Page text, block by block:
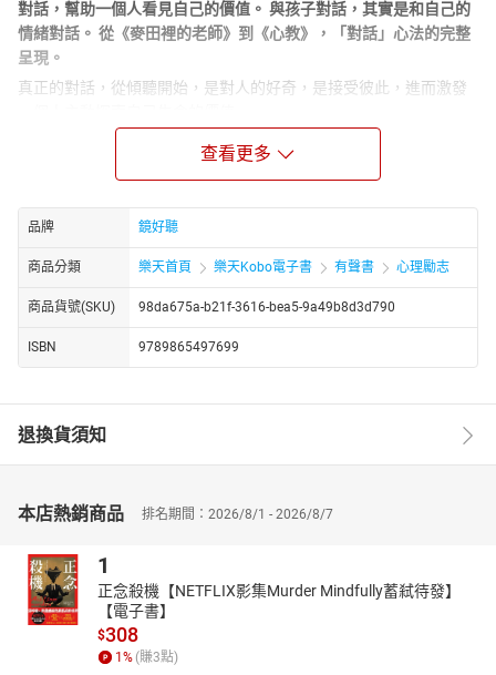
對話，幫助一個人看見自己的價值。 與孩子對話，其實是和自己的
情緒對話。 從《麥田裡的老師》到《心教》，「對話」心法的完整
呈現。
真正的對話，從傾聽開始，是對人的好奇，是接受彼此，進而激發
「對話」是真誠的互動與連結，我們從對話中被理解，從對話中學
習聆聽與表達，從對話中感到被重視，從對話中發現自我與世界。
你……」當你不忍見孩子有煩惱，認真給她建議，她卻回：「每次跟
你說一件事，你就講一大串……」你是否也察覺到了？你以為在溝
通，他卻只感受到你的緊張與擔憂，以及「又來了」的說服、命令
和大道理。這只是慣性的「我說你聽」，並不是真正雙向交流的對
話。
不願意起床的孩子，以好奇的疑問喚醒他對自我負責的覺察。怕苦
而拒服藥的孩子，花五分鐘專注傾聽，激起她吃苦的決心。當對方
誰聽話，而是藉由靜心聆聽和真心交流，探索可能的困難，進而接
納彼此的觀點，最終才可能相伴著走向一致的目標。
伙伴再度展現絕佳的對話默契，共同完成了《對話的力量》。
這本書承襲《麥田裡的老師》與《心教》的對話脈絡，並刻意更簡
化概念及方法，分享眾多實際對話案例，從生活經驗出發，提供立
即可用的關鍵詞，教我們帶著對「人」本身的好奇，從親子、伴侶
到職場，皆能建立和諧與自在的相處關係。
【本書特色】
查看更多
品牌 鏡好聽
商品分類 樂天首頁 樂天Kobo電子書 有聲書 心理勵志
商品貨號(SKU) 98da675a-b21f-3616-bea5-9a49b8d3d790
ISBN 9789865497699
退換貨須知
本店熱銷商品 排名期間：2026/8/1 - 2026/8/7
1
正念殺機【NETFLIX影集Murder Mindfully蓄弒待發】
【電子書】
$308
1 % (賺3點)